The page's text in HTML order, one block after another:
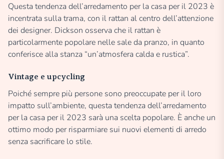
Questa tendenza dell’arredamento per la casa per il 2023 è
incentrata sulla trama, con il rattan al centro dell’attenzione
dei designer. Dickson osserva che il rattan è
particolarmente popolare nelle sale da pranzo, in quanto
conferisce alla stanza “un’atmosfera calda e rustica”.
Vintage e upcycling
Poiché sempre più persone sono preoccupate per il loro
impatto sull’ambiente, questa tendenza dell’arredamento
per la casa per il 2023 sarà una scelta popolare. È anche un
ottimo modo per risparmiare sui nuovi elementi di arredo
senza sacrificare lo stile.